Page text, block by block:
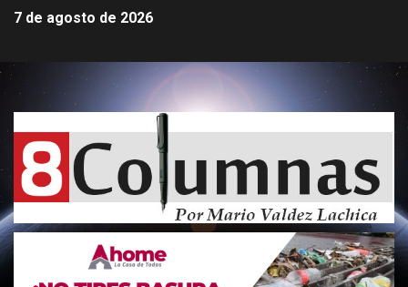
7 de agosto de 2026